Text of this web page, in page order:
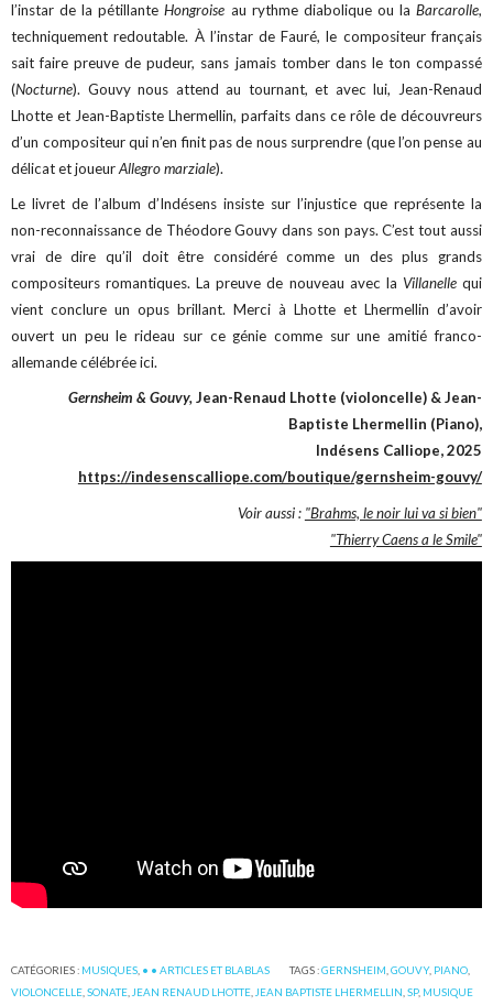
l’instar de la pétillanteHongroise au rythme diabolique ou la Barcarolle,
techniquement redoutable. À l’instar de Fauré, le compositeur français
sait faire preuve de pudeur, sans jamais tomber dans le ton compassé
(Nocturne). Gouvy nous attend au tournant, et avec lui, Jean-Renaud
Lhotte et Jean-Baptiste Lhermellin, parfaits dans ce rôle de découvreurs
d’un compositeur qui n’en finit pas de nous surprendre (que l’on pense au
délicat et joueurAllegro marziale).
Le livret de l’album d’Indésens insiste sur l’injustice que représente la
non-reconnaissance de Théodore Gouvy dans son pays. C’est tout aussi
vrai de dire qu’il doit être considéré comme un des plus grands
compositeurs romantiques. La preuve de nouveau avec la Villanellequi
vient conclure un opus brillant. Merci à Lhotte et Lhermellin d’avoir
ouvert un peu le rideau sur ce génie comme sur une amitié franco-
allemande célébrée ici.
Gernsheim & Gouvy,Jean-Renaud Lhotte (violoncelle) & Jean-
Baptiste Lhermellin (Piano),
Indésens Calliope, 2025
https://indesenscalliope.com/boutique/gernsheim-gouvy/
Voir aussi : "Brahms, le noir lui va si bien"
"Thierry Caens a le Smile"
CATÉGORIES : MUSIQUES • • ARTICLES ET BLABLAS TAGS :GERNSHEIM ,GOUVY, PIANO
VIOLONCELLE ,SONATE JEAN RENAUD LHOTTE JEAN BAPTISTE LHERMELLIN ,SP, MUSIQUE